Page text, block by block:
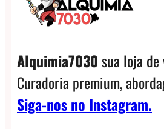
Alquimia7030sua loja
Curadoria premium,
Siga-nos no Instagram.